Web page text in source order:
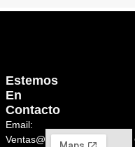
Estemos
En
Contacto
Email:
Ventas@orelion.com.ar